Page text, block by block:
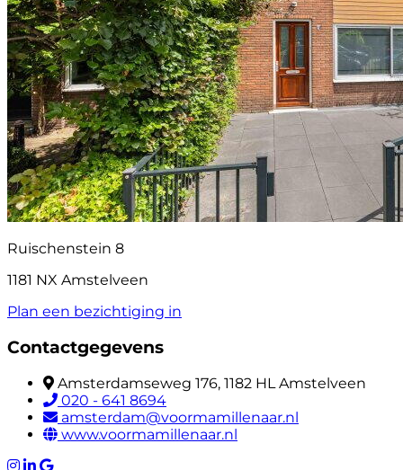
Ruischenstein 8
1181 NX Amstelveen
Plan een bezichtiging in
Contactgegevens
Amsterdamseweg 176, 1182 HL Amstelveen
020 - 641 8694
amsterdam@voormamillenaar.nl
www.voormamillenaar.nl